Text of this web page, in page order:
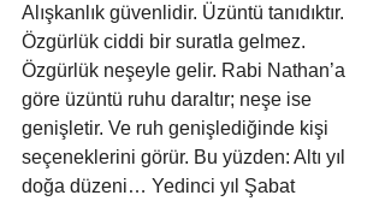
Alışkanlık güvenlidir. Üzüntü tanıdıktır.
Özgürlük ciddi bir suratla gelmez.
Özgürlük neşeyle gelir. Rabi Nathan’a
göre üzüntü ruhu daraltır; neşe ise
genişletir. Ve ruh genişlediğinde kişi
seçeneklerini görür. Bu yüzden: Altı yıl
doğa düzeni… Yedinci yıl Şabat